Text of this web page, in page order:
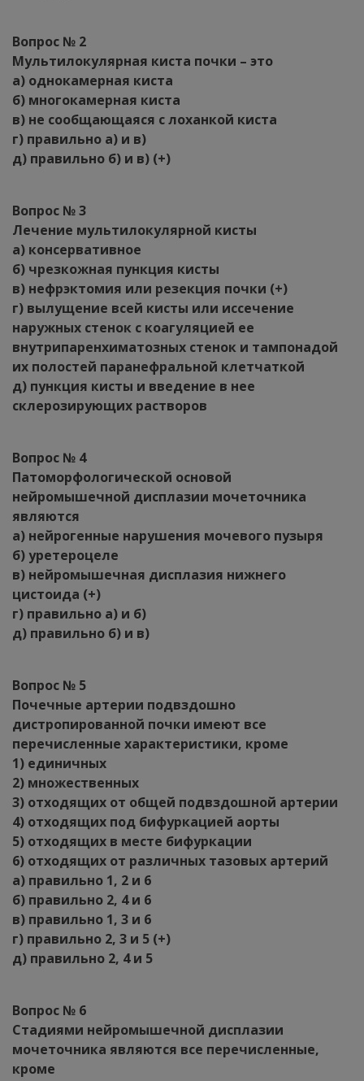
Вопрос № 2
Мультилокулярная киста почки – это
а) однокамерная киста
б) многокамерная киста
в) не сообщающаяся с лоханкой киста
г) правильно а) и в)
д) правильно б) и в) (+)
Вопрос № 3
Лечение мультилокулярной кисты
а) консервативное
б) чрезкожная пункция кисты
в) нефрэктомия или резекция почки (+)
г) вылущение всей кисты или иссечение
наружных стенок с коагуляцией ее
внутрипаренхиматозных стенок и тампонадой
их полостей паранефральной клетчаткой
д) пункция кисты и введение в нее
склерозирующих растворов
Вопрос № 4
Патоморфологической основой
нейромышечной дисплазии мочеточника
являются
а) нейрогенные нарушения мочевого пузыря
б) уретероцеле
в) нейромышечная дисплазия нижнего
цистоида (+)
г) правильно а) и б)
д) правильно б) и в)
Вопрос № 5
Почечные артерии подвздошно
дистропированной почки имеют все
перечисленные характеристики, кроме
1) единичных
2) множественных
3) отходящих от общей подвздошной артерии
4) отходящих под бифуркацией аорты
5) отходящих в месте бифуркации
6) отходящих от различных тазовых артерий
а) правильно 1, 2 и 6
б) правильно 2, 4 и 6
в) правильно 1, 3 и 6
г) правильно 2, 3 и 5 (+)
д) правильно 2, 4 и 5
Вопрос № 6
Стадиями нейромышечной дисплазии
мочеточника являются все перечисленные,
кроме